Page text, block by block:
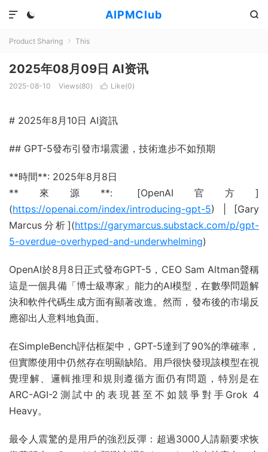
AIPMClub
 

Product Sharing  This
2025年08月09日 AI资讯
2025-08-10 Views(80)  Like(0)
# 2025年8月10日 AI資訊
## GPT-5發布引發市場震盪，技術進步不如預期
**時間**: 2025年8月8日
**來源**: [OpenAI官方]
(https://openai.com/index/introducing-gpt-5) | [Gary
Marcus分析](https://garymarcus.substack.com/p/gpt-
5-overdue-overhyped-and-underwhelming)
OpenAI於8月8日正式發布GPT-5，CEO Sam Altman聲稱
這是一個具備「博士級專家」能力的AI模型，在數學問題解
決和軟件代碼生成方面有顯著改進。然而，發布後的市場反
應卻出人意料地負面。
在SimpleBench評估框架中，GPT-5達到了90%的準確率，
但實際使用中仍然存在明顯缺陷。用戶很快發現該模型在視
覺理解、邏輯推理和規則遵循方面仍有問題，特別是在
ARC-AGI-2測試中的表現甚至不如競爭對手Grok 4
Heavy。
最令人震驚的是用戶的強烈反彈：超過3000人請願要求恢